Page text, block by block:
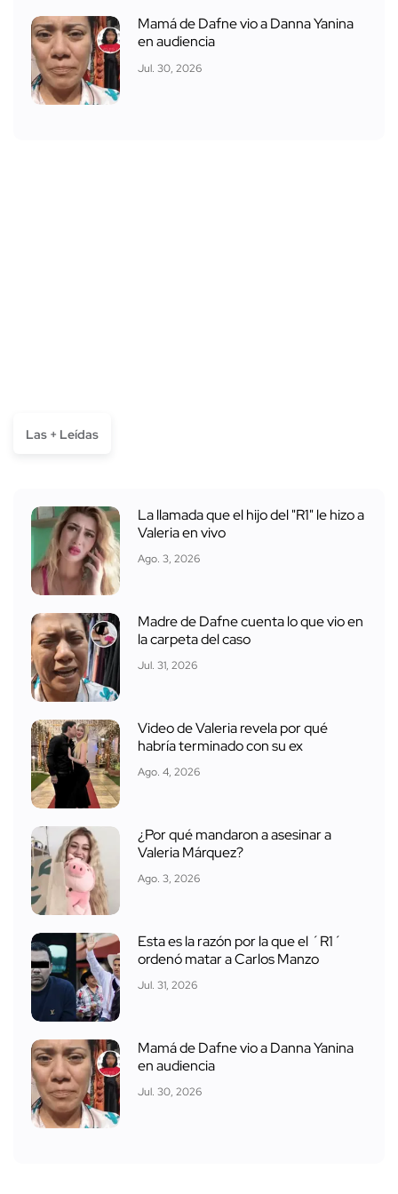
Mamá de Dafne vio a Danna Yanina
en audiencia
Jul. 30, 2026
Las + Leídas
La llamada que el hijo del "R1" le hizo a
Valeria en vivo
Ago. 3, 2026
Madre de Dafne cuenta lo que vio en
la carpeta del caso
Jul. 31, 2026
Video de Valeria revela por qué
habría terminado con su ex
Ago. 4, 2026
¿Por qué mandaron a asesinar a
Valeria Márquez?
Ago. 3, 2026
Esta es la razón por la que el ´R1´
ordenó matar a Carlos Manzo
Jul. 31, 2026
Mamá de Dafne vio a Danna Yanina
en audiencia
Jul. 30, 2026